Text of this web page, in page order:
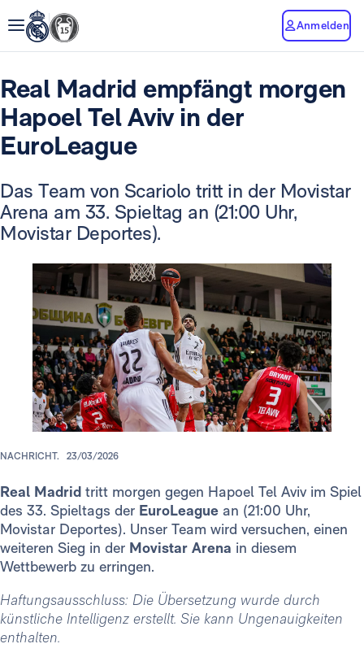
Anmelden
Real Madrid empfängt morgen
Hapoel Tel Aviv in der
EuroLeague
Das Team von Scariolo tritt in der Movistar
Arena am 33. Spieltag an (21:00 Uhr,
Movistar Deportes).
NACHRICHT. 23/03/2026
Real Madrid tritt morgen gegen Hapoel Tel Aviv im Spiel
des 33. Spieltags der EuroLeague an (21:00 Uhr,
Movistar Deportes). Unser Team wird versuchen, einen
weiteren Sieg in der Movistar Arena in diesem
Wettbewerb zu erringen.
Haftungsausschluss: Die Übersetzung wurde durch
künstliche Intelligenz erstellt. Sie kann Ungenauigkeiten
enthalten.